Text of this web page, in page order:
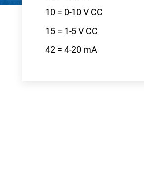
10 = 0-10 V CC
15 = 1-5 V CC
42 = 4-20 mA